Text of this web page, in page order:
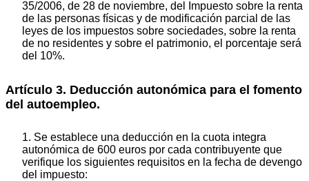
35/2006, de 28 de noviembre, del Impuesto sobre la renta
de las personas físicas y de modificación parcial de las
leyes de los impuestos sobre sociedades, sobre la renta
de no residentes y sobre el patrimonio, el porcentaje será
del 10%.
Artículo 3. Deducción autonómica para el fomento
del autoempleo.
1. Se establece una deducción en la cuota integra
autonómica de 600 euros por cada contribuyente que
verifique los siguientes requisitos en la fecha de devengo
del impuesto: